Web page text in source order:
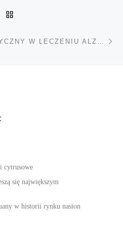
cytrusowe
się największym
w historii rynku nasion